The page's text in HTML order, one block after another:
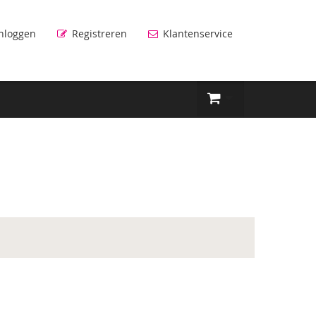
Registreren Klantenservice